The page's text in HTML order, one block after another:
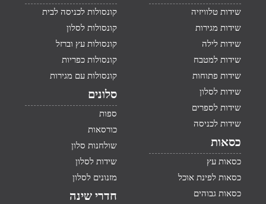
שידות טלוויזיה
שידות מגירות
שידות לילה
שידות למטבח
שידות פתוחות
שידות לסלון
שידות לספרים
שידות לכניסה
כסאות
כסאות עץ
כסאות לפינת אוכל
כסאות גבוהים
קונסולות לכניסה לבית
קונסולות לסלון
קונסולות עץ וברזל
קונסולות כפריות
קונסולות עם מגירות
סלונים
ספות
כורסאות
שולחנות סלון
שידות לסלון
מזנונים לסלון
חדרי שינה